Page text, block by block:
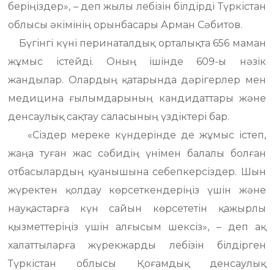
беріңіздер», – деп жылы лебізін білдірді Түркістан
облысы әкімінің орынбасары Арман Сәбитов.
Бүгінгі күні перинаталдық орталықта 656 маман
жұмыс істейді. Оның ішінде 609-ы нәзік
жандылар. Олардың қатарында дәрігерлер мен
медицина ғылымдарының кандидаттары және
денсаулық сақтау саласының үздіктері бар.
«Сіздер мереке күндерінде де жұмыс істеп,
жаңа туған жас сәбидің үнімен балалы болған
отбасылардың қуанышына себепкерсіздер. Шын
жүректен қолдау көрсеткендеріңіз үшін және
науқастарға күн сайын көрсететін қажырлы
қызметтеріңіз үшін алғысым шексіз», – деп ақ
халаттыларға жүрекжарды лебізін білдірген
Түркістан облысы Қоғамдық денсаулық